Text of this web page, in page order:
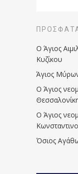
Ο Άγιος
Κυζίκου
Άγιος
Ο Άγιος
Ο Άγιος
Όσιος